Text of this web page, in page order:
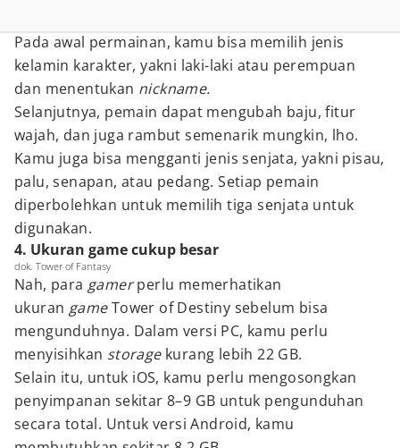
Pada awal permainan, kamu bisa memilih jenis
kelamin karakter, yakni laki-laki atau perempuan
dan menentukan nickname.
Selanjutnya, pemain dapat mengubah baju, fitur
wajah, dan juga rambut semenarik mungkin, lho.
Kamu juga bisa mengganti jenis senjata, yakni pisau,
palu, senapan, atau pedang. Setiap pemain
diperbolehkan untuk memilih tiga senjata untuk
digunakan.
4. Ukuran game cukup besar
dok. Tower of Fantasy
Nah, para gamerperlu memerhatikan
ukuran gameTower of Destiny sebelum bisa
mengunduhnya. Dalam versi PC, kamu perlu
menyisihkan storage kurang lebih 22 GB.
Selain itu, untuk iOS, kamu perlu mengosongkan
penyimpanan sekitar 8–9 GB untuk pengunduhan
secara total. Untuk versi Android, kamu